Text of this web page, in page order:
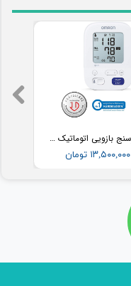
فشارسنج بازویی اتوماتیک با کاف پهن امرن (OMRON) مدل M3
۱۳,۵۰۰,۰۰۰ تومان